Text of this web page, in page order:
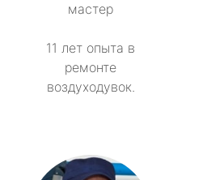
мастер
11 лет опыта в
ремонте
воздуходувок.